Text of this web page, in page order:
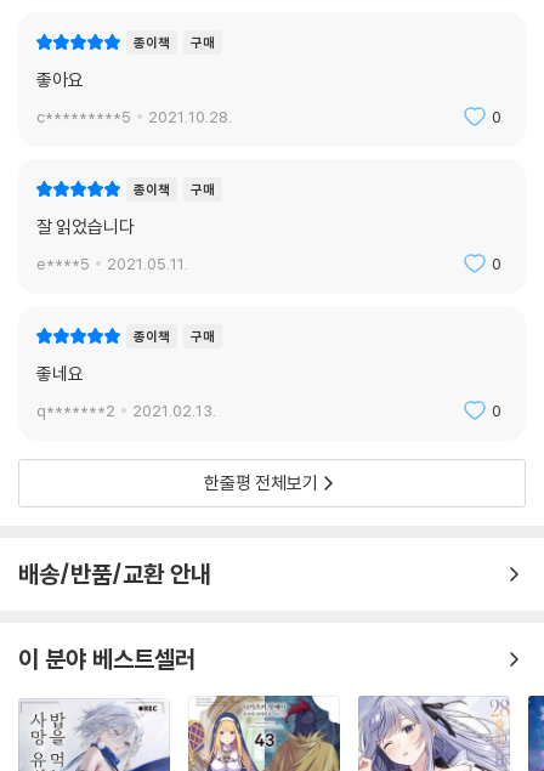
종이책 구매
좋아요
c*********5 2021.10.28. 0
종이책 구매
잘 읽었습니다
e****5 2021.05.11. 0
종이책 구매
좋네요
q*******2 2021.02.13. 0
한줄평 전체보기
배송/반품/교환 안내
이 분야 베스트셀러